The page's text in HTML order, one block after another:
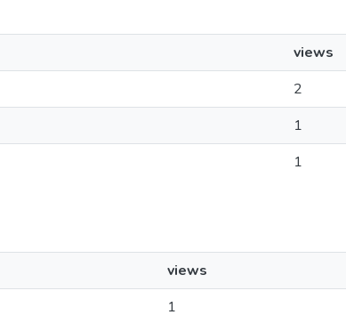
views
2
1
1
views
1